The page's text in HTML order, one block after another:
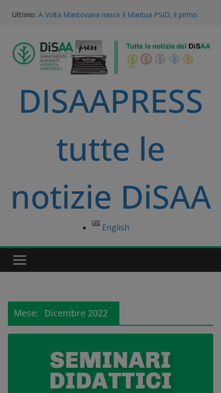
Ultimo: A Volta Mantovana nasce il Mantua PSID, il primo
Vinitaly 2026, la ricerca dell’Università degli Studi di
Milano al centro del futuro del vino
Gestione della Flora Infestante e Transizione
Agroecologica: l’Unicità del Database AGROSUS
scientifico della Statale di Milano al convegno
nazionale dell’Accademia dei Georgofili
Via libera alle TEA: il voto storico del Parlamento
DISAAPRESS
tutte le
notizie DiSAA
English
Mese: Dicembre 2022